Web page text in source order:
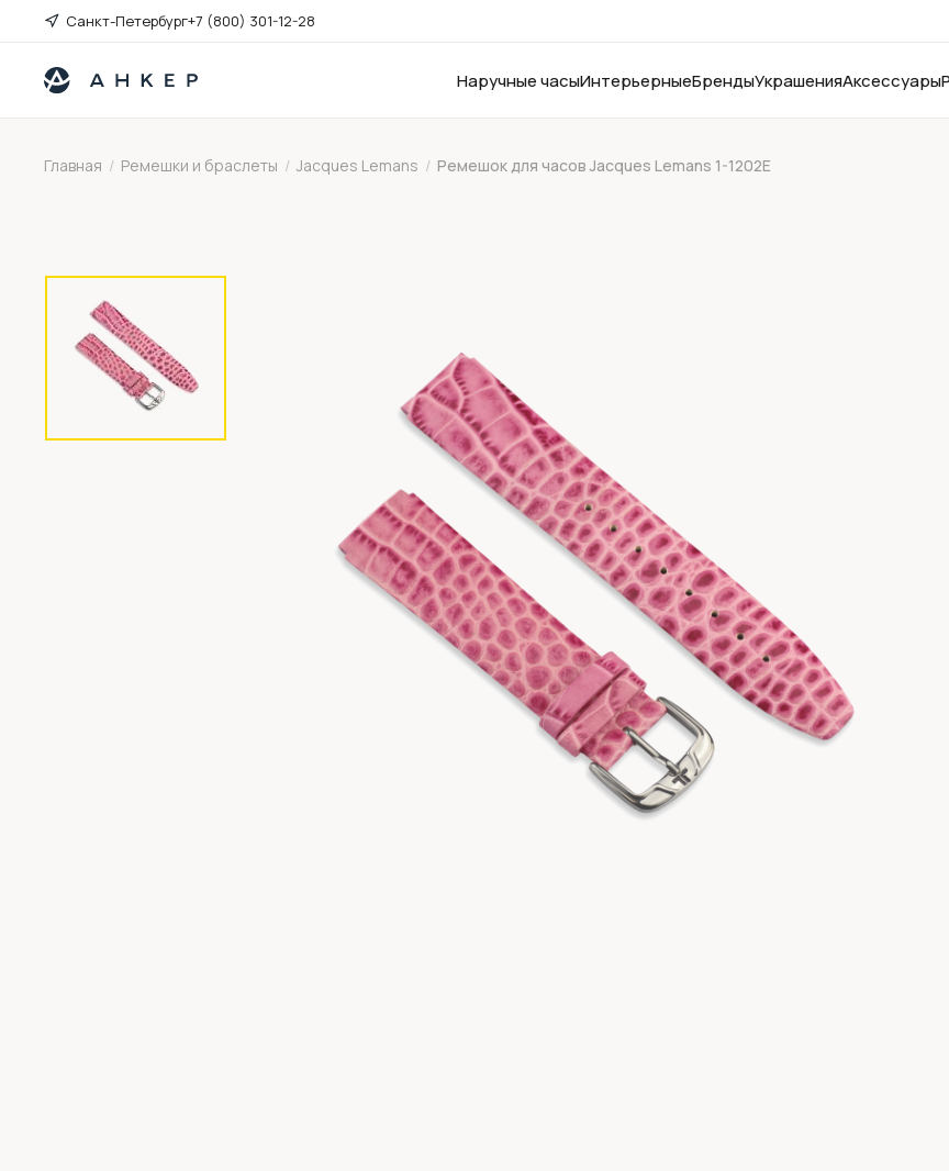
Санкт-Петербург+7 (800) 301-12-28
Наручные часыИнтерьерныеБрендыУкрашенияАксессуары
Главная / Ремешки и браслеты / Jacques Lemans / Ремешок для часов Jacques Lemans 1-1202E